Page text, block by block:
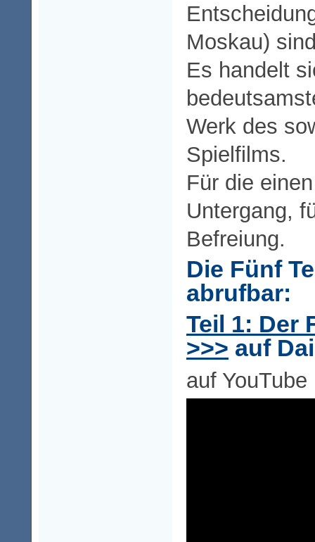
Moskau)
Es handelt
Werk des
Spielfilms.
Für die
Untergang,
Befreiung.
Die Fünf
abrufbar:
Teil 1: Der
>>> auf
auf YouTube